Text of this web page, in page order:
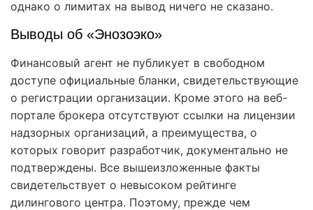
однако о лимитах на вывод ничего не сказано.
Выводы об «Энозоэко»
Финансовый агент не публикует в свободном
доступе официальные бланки, свидетельствующие
о регистрации организации. Кроме этого на веб-
портале брокера отсутствуют ссылки на лицензии
надзорных организаций, а преимущества, о
которых говорит разработчик, документально не
подтверждены. Все вышеизложенные факты
свидетельствует о невысоком рейтинге
дилингового центра. Поэтому, прежде чем